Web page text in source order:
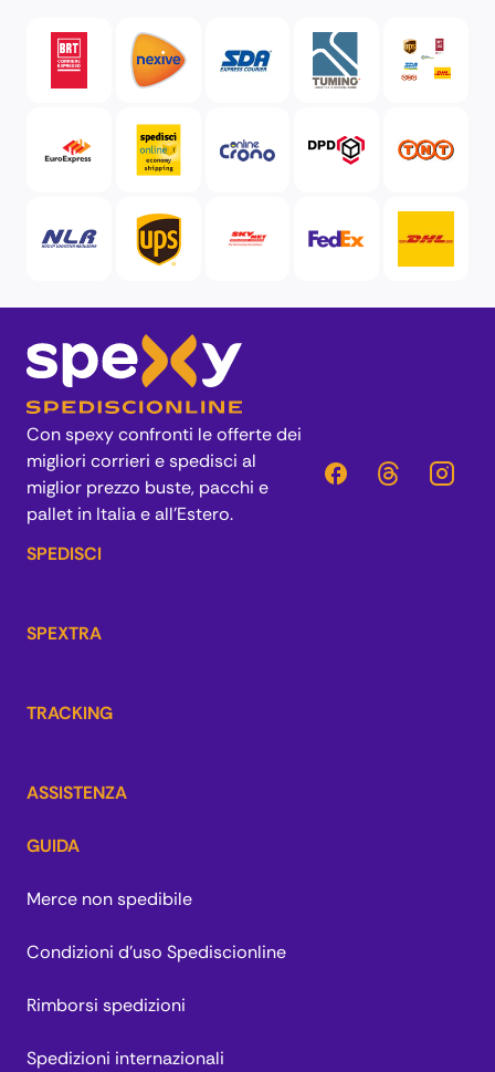
Con spexy confronti le offerte dei
migliori corrieri e spedisci al
miglior prezzo buste, pacchi e
pallet in Italia e all’Estero.
SPEDISCI
SPEXTRA
TRACKING
ASSISTENZA
GUIDA
Merce non spedibile
Condizioni d'uso Spediscionline
Rimborsi spedizioni
Spedizioni internazionali